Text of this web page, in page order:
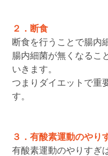
２．断食
断食を行うことで腸内
腸内細菌が無くなるこ
いきます。
つまりダイエットで重
す。
３．有酸素運動のやり
有酸素運動のやりすぎ